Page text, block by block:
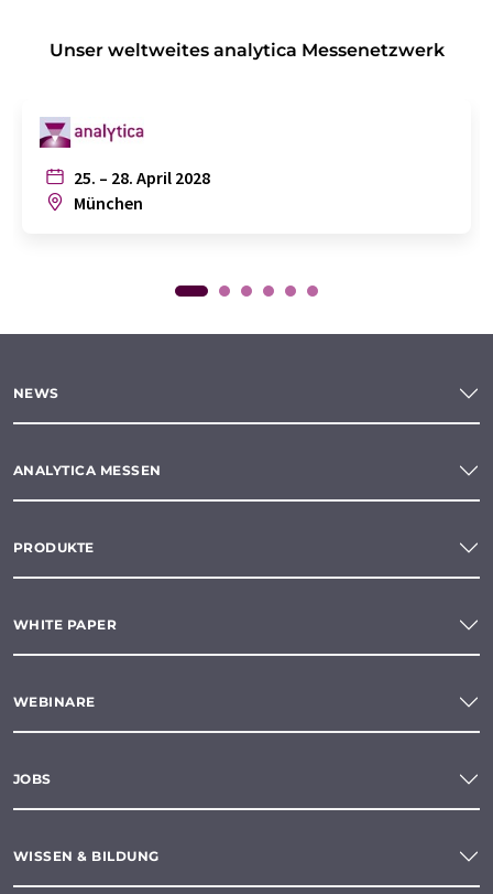
Unser weltweites analytica Messenetzwerk
25. – 28. April 2028
München
NEWS
ANALYTICA MESSEN
PRODUKTE
WHITE PAPER
WEBINARE
JOBS
WISSEN & BILDUNG